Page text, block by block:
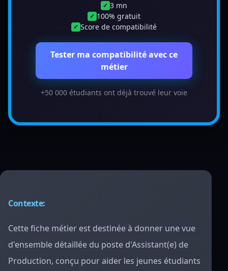
✓ 3 mn
✓ 100% gratuit
✓ Score de compatibilité
Tester ma compatibilité avec ce
métier
+50 000 étudiants ont déjà trouvé leur voie
Contexte:
Cette fiche métier est destinée à donner une vue
d'ensemble détaillée du poste d'Assistant(e) de
Production, conçu pour aider les jeunes étudiants